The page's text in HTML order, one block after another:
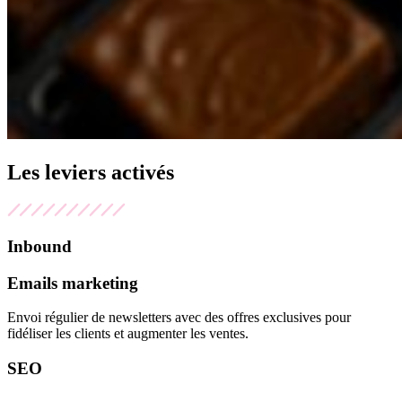
Les leviers activés
Inbound
Emails marketing
Envoi régulier de newsletters avec des offres exclusives pour
fidéliser les clients et augmenter les ventes.
SEO